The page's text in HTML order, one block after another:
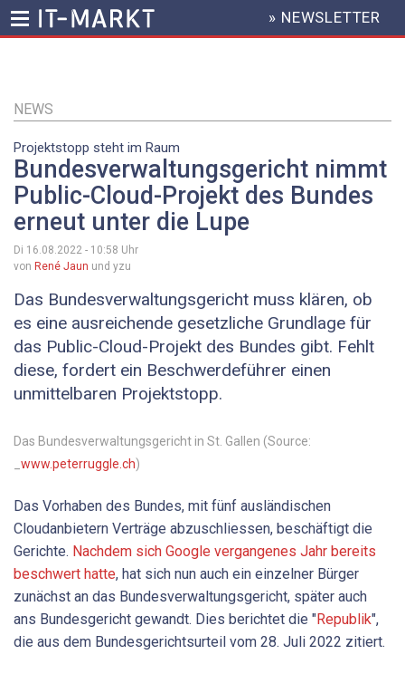
Inhalt
HEADER
MENU
» NEWSLETTER
NEWS
Projektstopp steht im Raum
Bundesverwaltungsgericht nimmt
Public-Cloud-Projekt des Bundes
erneut unter die Lupe
Di 16.08.2022 - 10:58 Uhr
von René Jaun und yzu
Das Bundesverwaltungsgericht muss klären, ob
es eine ausreichende gesetzliche Grundlage für
das Public-Cloud-Projekt des Bundes gibt. Fehlt
diese, fordert ein Beschwerdeführer einen
unmittelbaren Projektstopp.
Das Bundesverwaltungsgericht in St. Gallen (Source:
www.peterruggle.ch)
Das Vorhaben des Bundes, mit fünf ausländischen
Cloudanbietern Verträge abzuschliessen, beschäftigt die
Gerichte. Nachdem sich Google vergangenes Jahr bereits
beschwert hatte, hat sich nun auch ein einzelner Bürger
zunächst an das Bundesverwaltungsgericht, später auch
ans Bundesgericht gewandt. Dies berichtet die "Republik",
die aus dem Bundesgerichtsurteil vom 28. Juli 2022 zitiert.